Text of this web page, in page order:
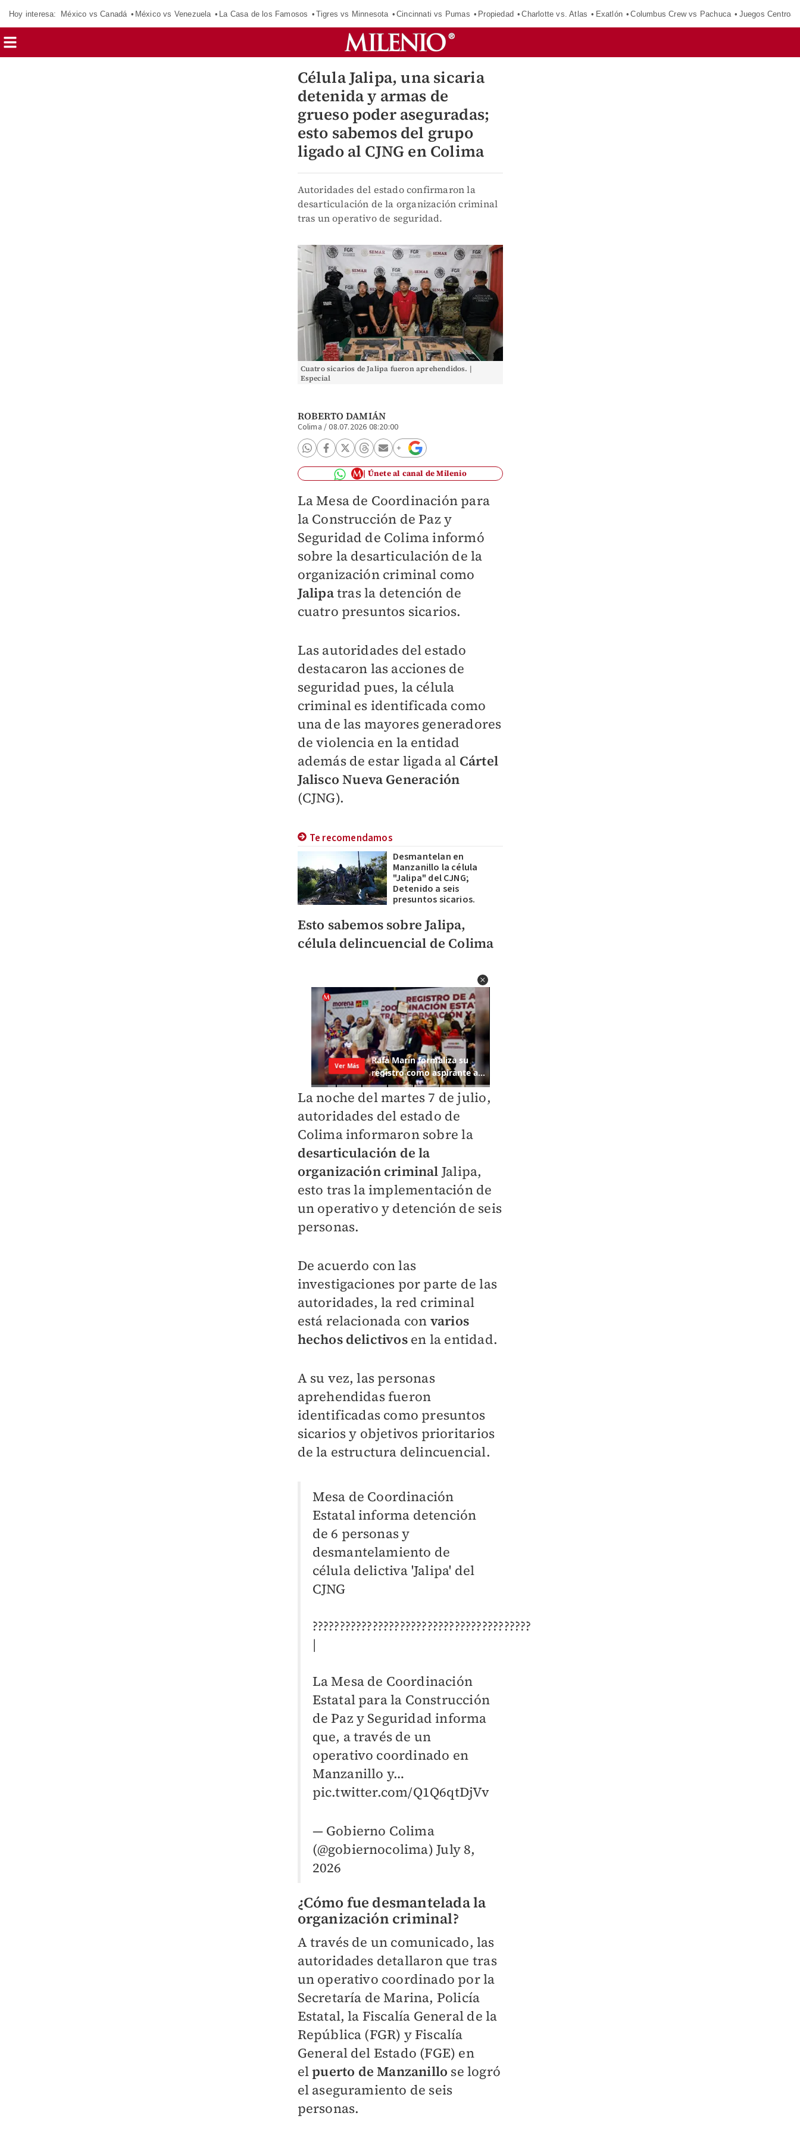
Hoy interesa: México vs Canadá México vs Venezuela La Casa de los Famosos Tigres vs Minnesota Cincinnati vs Pumas Propiedad Charlotte vs. Atlas Exatlón Columbus Crew vs Pachuca Juegos
Célula Jalipa, una sicaria
detenida y armas de
grueso poder aseguradas;
esto sabemos del grupo
ligado al CJNG en Colima
Autoridades del estado confirmaron la
desarticulación de la organización criminal
tras un operativo de seguridad.
Cuatro sicarios de Jalipa fueron aprehendidos. |
Especial
ROBERTO DAMIÁN
Colima /08.07.2026 08:20:00
Únete al canal de Milenio
La Mesa de Coordinación para
la Construcción de Paz y
Seguridad de Colima informó
sobre la desarticulación de la
organización criminal como
Jalipatras la detención de
cuatro presuntos sicarios.
Las autoridades del estado
destacaron las acciones de
seguridad pues, la célula
criminal es identificada como
una de las mayores generadores
de violencia en la entidad
además de estar ligada al Cártel
Jalisco Nueva Generación
(CJNG).
Te recomendamos
Desmantelan en
Manzanillo la célula
"Jalipa" del CJNG;
Detenido a seis
presuntos sicarios.
Esto sabemos sobre Jalipa,
célula delincuencial de Colima
La noche del martes 7 de julio,
autoridades del estado de
Colima informaron sobre la
desarticulación de la
organización criminal Jalipa,
esto tras la implementación de
un operativo y detención de seis
personas.
De acuerdo con las
investigaciones por parte de las
autoridades, la red criminal
está relacionada con varios
hechos delictivosen la entidad.
A su vez, las personas
aprehendidas fueron
identificadas como presuntos
sicarios y objetivos prioritarios
de la estructura delincuencial.
Mesa de Coordinación
Estatal informa detención
de 6 personas y
desmantelamiento de
célula delictiva 'Jalipa' del
CJNG
????????????????????????????????????????
|
La Mesa de Coordinación
Estatal para la Construcción
de Paz y Seguridad informa
que, a través de un
operativo coordinado en
Manzanillo y…
pic.twitter.com/Q1Q6qtDjVv
— Gobierno Colima
(@gobiernocolima)July 8,
2026
¿Cómo fue desmantelada la
organización criminal?
A través de un comunicado, las
autoridades detallaron que tras
un operativo coordinado por la
Secretaría de Marina, Policía
Estatal, la Fiscalía General de la
República (FGR) y Fiscalía
General del Estado (FGE) en
elpuerto de Manzanillo se logró
el aseguramiento de seis
personas.